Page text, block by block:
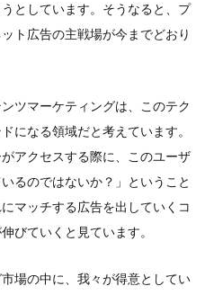
としています。そうなると、プ
ト広告の主戦場が今までどおり
ツマーケティングは、このテク
になる領域だと考えています。
アクセスする際に、このユーザ
るのではないか？」ということ
マッチする広告を出していくコ
びていくと見ています。
場の中に、我々が得意としてい